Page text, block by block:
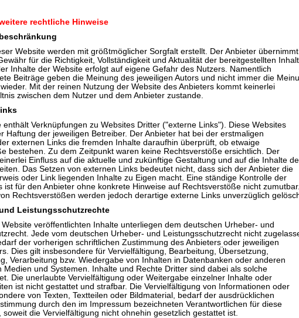
rechtliche Hinweise
Website werden mit größtmöglicher Sorgfalt erstellt. Der Anbieter übernimmt
für die Richtigkeit, Vollständigkeit und Aktualität der bereitgestellten
Inhalte der Website erfolgt auf eigene Gefahr des Nutzers. Namentlich
Beiträge geben die Meinung des jeweiligen Autors und nicht immer die
Mit der reinen Nutzung der Website des Anbieters kommt keinerlei
zwischen dem Nutzer und dem Anbieter zustande.
enthält Verknüpfungen zu Websites Dritter ("externe Links"). Diese Websites
Haftung der jeweiligen Betreiber. Der Anbieter hat bei der erstmaligen
externen Links die fremden Inhalte daraufhin überprüft, ob etwaige
bestehen. Zu dem Zeitpunkt waren keine Rechtsverstöße ersichtlich. Der
Einfluss auf die aktuelle und zukünftige Gestaltung und auf die Inhalte
Das Setzen von externen Links bedeutet nicht, dass sich der Anbieter die
oder Link liegenden Inhalte zu Eigen macht. Eine ständige Kontrolle der
ist für den Anbieter ohne konkrete Hinweise auf Rechtsverstöße nicht zumutbar.
Rechtsverstößen werden jedoch derartige externe Links unverzüglich
Leistungsschutzrechte
veröffentlichten Inhalte unterliegen dem deutschen Urheber- und
Jede vom deutschen Urheber- und Leistungsschutzrecht nicht
der vorherigen schriftlichen Zustimmung des Anbieters oder jeweiligen
Dies gilt insbesondere für Vervielfältigung, Bearbeitung, Übersetzung,
Verarbeitung bzw. Wiedergabe von Inhalten in Datenbanken oder anderen
Medien und Systemen. Inhalte und Rechte Dritter sind dabei als solche
Die unerlaubte Vervielfältigung oder Weitergabe einzelner Inhalte oder
ist nicht gestattet und strafbar. Die Vervielfältigung von Informationen oder
von Texten, Textteilen oder Bildmaterial, bedarf der ausdrücklichen
durch den im Impressum bezeichneten Verantwortlichen für diese
soweit die Vervielfältigung nicht ohnehin gesetzlich gestattet ist.